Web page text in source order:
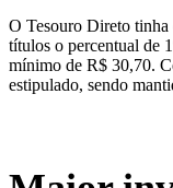
O Tesouro Direto tinha
títulos o percentual de
mínimo de R$ 30,70.
estipulado, sendo